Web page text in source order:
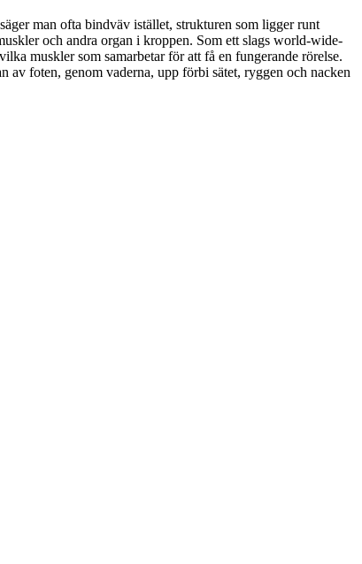
man ofta bindväv istället, strukturen som ligger runt
och andra organ i kroppen. Som ett slags world-wide-
muskler som samarbetar för att få en fungerande rörelse.
av foten, genom vaderna, upp förbi sätet, ryggen och nacken